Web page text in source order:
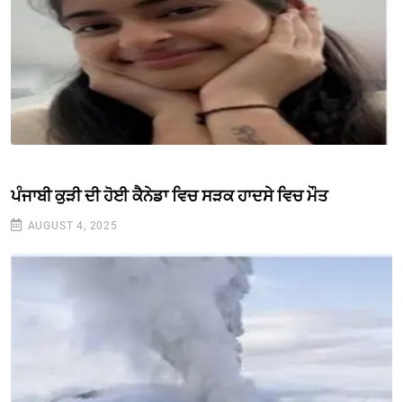
ਪੰਜਾਬੀ ਕੁੜੀ ਦੀ ਹੋਈ ਕੈਨੇਡਾ ਵਿਚ ਸੜਕ ਹਾਦਸੇ ਵਿਚ ਮੌਤ
AUGUST 4, 2025